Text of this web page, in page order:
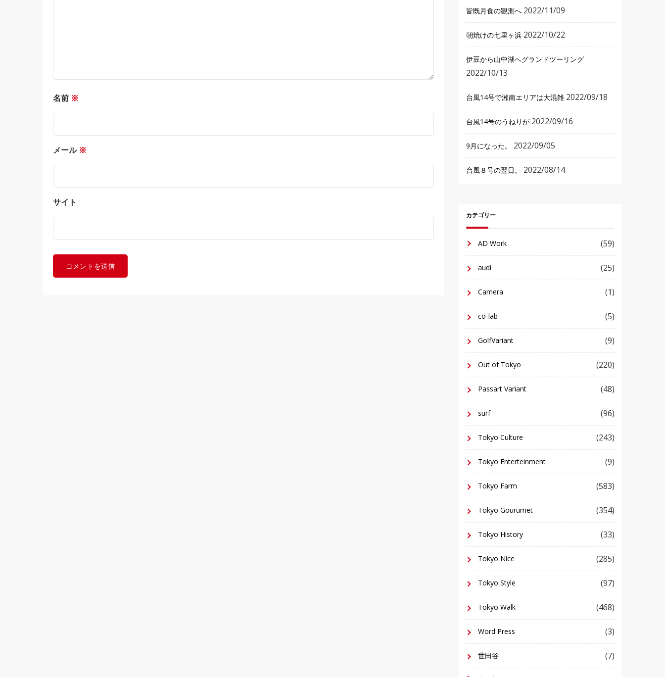
名前 ※
メール ※
サイト
皆既月食の観測へ 2022/11/09
朝焼けの七里ヶ浜 2022/10/22
伊豆から山中湖へグランドツーリング
2022/10/13
台風14号で湘南エリアは大混雑 2022/09/18
台風14号のうねりが 2022/09/16
9月になった。 2022/09/05
台風８号の翌日。 2022/08/14
カテゴリー
AD Work (59)
audi (25)
Camera (1)
co-lab (5)
GolfVariant (9)
Out of Tokyo (220)
Passart Variant (48)
surf (96)
Tokyo Culture (243)
Tokyo Enterteinment (9)
Tokyo Farm (583)
Tokyo Gourumet (354)
Tokyo History (33)
Tokyo Nice (285)
Tokyo Style (97)
Tokyo Walk (468)
Word Press (3)
世田谷 (7)